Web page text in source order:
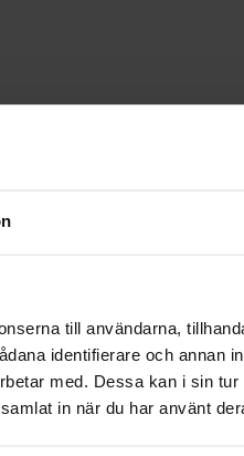
till användarna,
identifierare och annan
med. Dessa kan i sin
in när du har använt
strategia